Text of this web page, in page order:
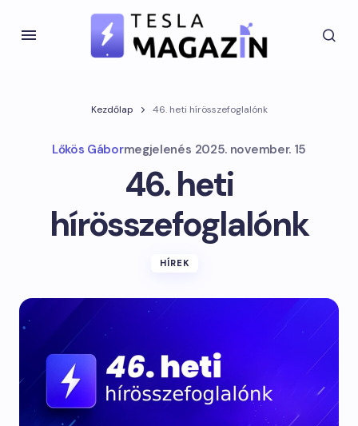
Kezdőlap 46. heti hírösszefoglalónk
Lőkös Gábormegjelenés 2025. november. 15
46. heti
hírösszefoglalónk
HÍREK